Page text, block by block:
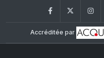
FacebookTwitter
Accréditée par